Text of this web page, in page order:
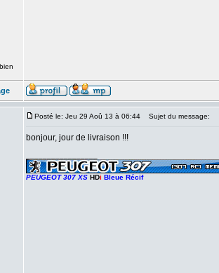
Posté le: Jeu 29 Aoû 13 à 06:44 Sujet du message:
bonjour, jour de livraison !!!
PEUGEOT 307 XS HDi Bleue Récif